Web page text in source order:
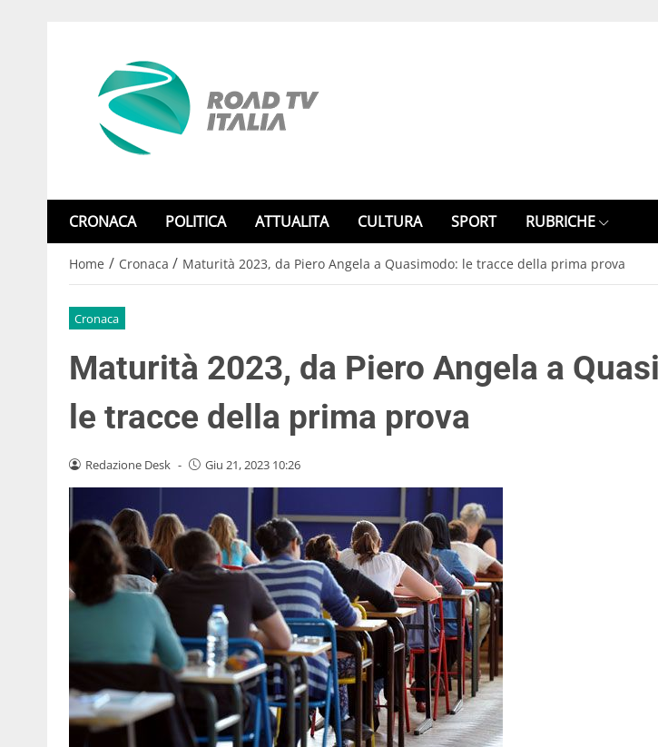
CRONACA POLITICA ATTUALITA CULTURA SPORT RUBRICHE
Home / Cronaca / Maturità 2023, da Piero Angela a Quasimodo: le tracce della prima prova
Cronaca
Maturità 2023, da Piero Angela a
le tracce della prima prova
Redazione Desk - Giu 21, 2023 10:26